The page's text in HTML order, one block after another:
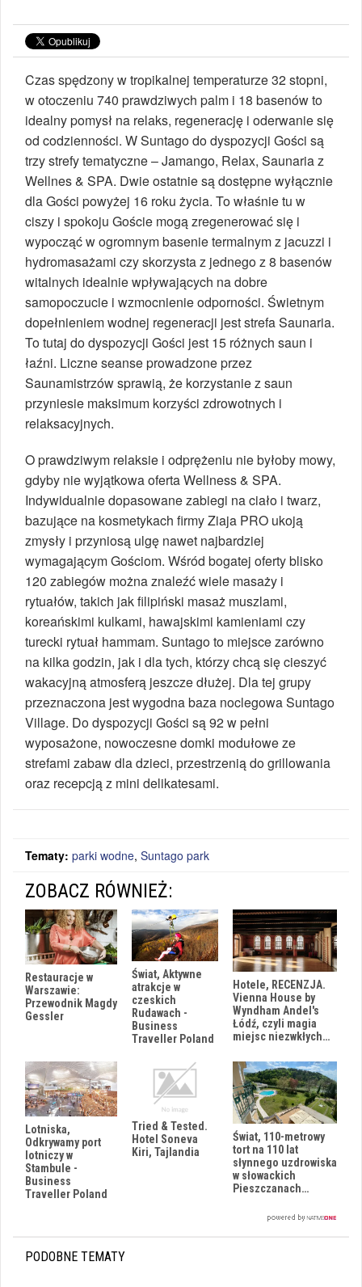
Czas spędzony w tropikalnej temperaturze 32 stopni,
w otoczeniu 740 prawdziwych palm i 18 basenów to
idealny pomysł na relaks, regenerację i oderwanie się
od codzienności. W Suntago do dyspozycji Gości są
trzy strefy tematyczne – Jamango, Relax, Saunaria z
Wellnes & SPA. Dwie ostatnie są dostępne wyłącznie
dla Gości powyżej 16 roku życia. To właśnie tu w
ciszy i spokoju Goście mogą zregenerować się i
wypocząć w ogromnym basenie termalnym z jacuzzi i
hydromasażami czy skorzysta z jednego z 8 basenów
witalnych idealnie wpływających na dobre
samopoczucie i wzmocnienie odporności. Świetnym
dopełnieniem wodnej regeneracji jest strefa Saunaria.
To tutaj do dyspozycji Gości jest 15 różnych saun i
łaźni. Liczne seanse prowadzone przez
Saunamistrzów sprawią, że korzystanie z saun
przyniesie maksimum korzyści zdrowotnych i
relaksacyjnych.
O prawdziwym relaksie i odprężeniu nie byłoby mowy,
gdyby nie wyjątkowa oferta Wellness & SPA.
Indywidualnie dopasowane zabiegi na ciało i twarz,
bazujące na kosmetykach firmy Ziaja PRO ukoją
zmysły i przyniosą ulgę nawet najbardziej
wymagającym Gościom. Wśród bogatej oferty blisko
120 zabiegów można znaleźć wiele masaży i
rytuałów, takich jak filipiński masaż muszlami,
koreańskimi kulkami, hawajskimi kamieniami czy
turecki rytuał hammam. Suntago to miejsce zarówno
na kilka godzin, jak i dla tych, którzy chcą się cieszyć
wakacyjną atmosferą jeszcze dłużej. Dla tej grupy
przeznaczona jest wygodna baza noclegowa Suntago
Village. Do dyspozycji Gości są 92 w pełni
wyposażone, nowoczesne domki modułowe ze
strefami zabaw dla dzieci, przestrzenią do grillowania
oraz recepcją z mini delikatesami.
Tematy: parki wodne, Suntago park
ZOBACZ RÓWNIEŻ:
Restauracje w
Warszawie:
Przewodnik Magdy
Gessler
Świat, Aktywne
atrakcje w
czeskich
Rudawach -
Business
Traveller Poland
Hotele, RECENZJA.
Vienna House by
Wyndham Andel's
Łódź, czyli magia
miejsc niezwkłych…
Lotniska,
Odkrywamy port
lotniczy w
Stambule -
Business
Traveller Poland
Tried & Tested.
Hotel Soneva
Kiri, Tajlandia
Świat, 110-metrowy
tort na 110 lat
słynnego uzdrowiska
w słowackich
Pieszczanach…
PODOBNE TEMATY